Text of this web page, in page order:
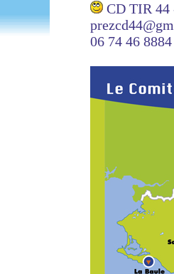
CD TIR 44
06 74 46 8884